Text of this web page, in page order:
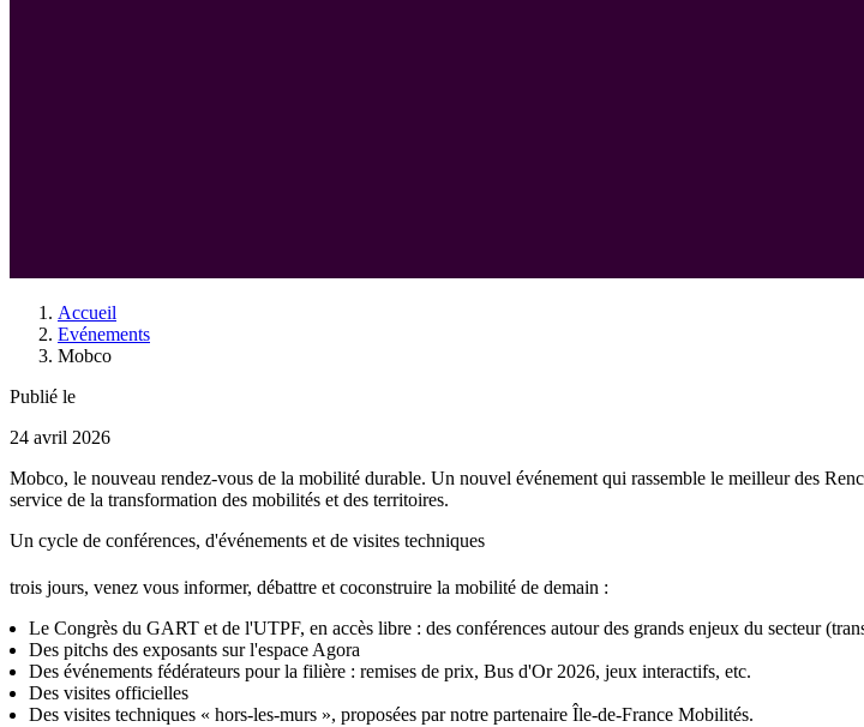
Accueil
Evénements
Mobco
Publié le
24 avril 2026
Mobco, le nouveau rendez-vous de la mobilité durable. Un nouvel événement qui rassemble le meilleur des
service de la transformation des mobilités et des territoires.
Un cycle de conférences, d'événements et de visites techniques
trois jours, venez vous informer, débattre et coconstruire la mobilité de demain :
Le Congrès du GART et de l'UTPF, en accès libre : des conférences autour des grands enjeux du secteur
Des pitchs des exposants sur l'espace Agora
Des événements fédérateurs pour la filière : remises de prix, Bus d'Or 2026, jeux interactifs, etc.
Des visites officielles
Des visites techniques « hors-les-murs », proposées par notre partenaire Île-de-France Mobilités.